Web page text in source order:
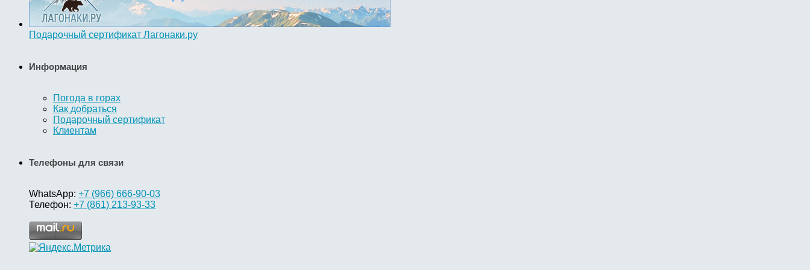
Подарочный сертификат Лагонаки.ру
Информация
Погода в горах
Как добраться
Подарочный сертификат
Клиентам
Телефоны для связи
WhatsApp: +7 (966) 666-90-03
Телефон: +7 (861) 213-93-33